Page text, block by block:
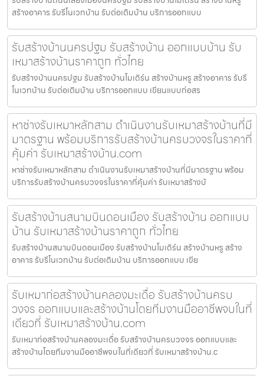
สร้างอาคาร รับรีโนเวทบ้าน รับต่อเติมบ้าน บริการออกแบบ
รับสร้างบ้านนครปฐม รับสร้างบ้าน ออกแบบบ้าน รับ
เหมาสร้างบ้านราคาถูก ทั่วไทย
รับสร้างบ้านนครปฐม รับสร้างบ้านโมเดิร์น สร้างบ้านหรู สร้างอาคาร รับรี
โนเวทบ้าน รับต่อเติมบ้าน บริการออกแบบ เขียนแบบก่อสร
หาช่างรับเหมาหลักสาม ดำเนินงานรับเหมาสร้างบ้านที่มี
มาตรฐาน พร้อมบริการรับสร้างบ้านครบวงจรในราคาที่
คุ้มค่า รับเหมาสร้างบ้าน.com
หาช่างรับเหมาหลักสาม ดำเนินงานรับเหมาสร้างบ้านที่มีมาตรฐาน พร้อม
บริการรับสร้างบ้านครบวงจรในราคาที่คุ้มค่า รับเหมาสร้างบ้
รับสร้างบ้านสนามบินดอนเมือง รับสร้างบ้าน ออกแบบ
บ้าน รับเหมาสร้างบ้านราคาถูก ทั่วไทย
รับสร้างบ้านสนามบินดอนเมือง รับสร้างบ้านโมเดิร์น สร้างบ้านหรู สร้าง
อาคาร รับรีโนเวทบ้าน รับต่อเติมบ้าน บริการออกแบบ เขีย
รับเหมาก่อสร้างบ้านคลองมะเดื่อ รับสร้างบ้านครบ
วงจร ออกแบบและสร้างบ้านโดยทีมงานมืออาชีพจบในที่
เดียวที่ รับเหมาสร้างบ้าน.com
รับเหมาก่อสร้างบ้านคลองมะเดื่อ รับสร้างบ้านครบวงจร ออกแบบและ
สร้างบ้านโดยทีมงานมืออาชีพจบในที่เดียวที่ รับเหมาสร้างบ้าน.c